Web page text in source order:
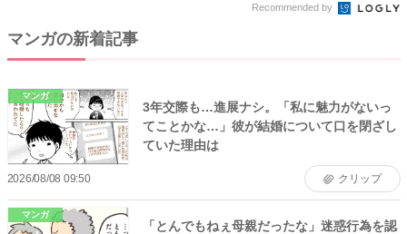
Recommended by
マンガの新着記事
マンガ
3年交際も…進展ナシ。「私に魅力がないっ
てことかな…」彼が結婚について口を閉ざし
ていた理由は
2026/08/08 09:50 クリップ
マンガ
「とんでもねぇ母親だったな」迷惑行為を認